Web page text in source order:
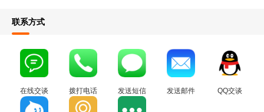
联系方式
在线交谈 拨打电话 发送短信 发送邮件 QQ交谈